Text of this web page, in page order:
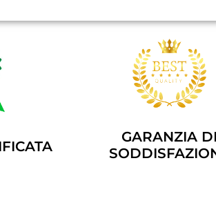
GARANZIA DI